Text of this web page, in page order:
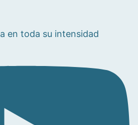
en toda su intensidad